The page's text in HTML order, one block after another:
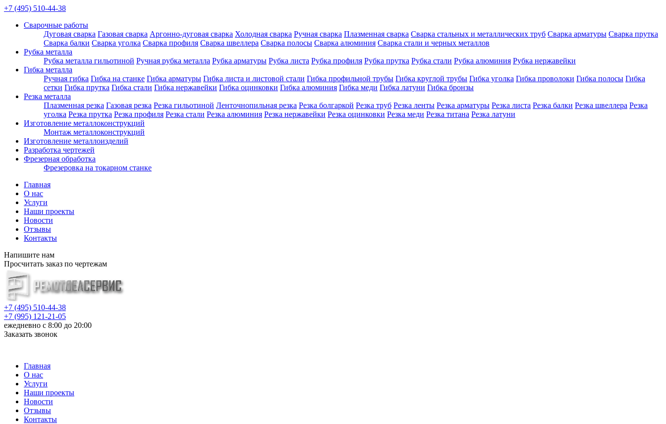
+7 (495) 510-44-38
Сварочные работы
Дуговая сварка Газовая сварка Аргонно-дуговая сварка Холодная сварка Ручная сварка Плазменная сварка Сварка стальных и металлических труб Сварка арматуры Сварка прутка
Сварка балки Сварка уголка Сварка профиля Сварка швеллера Сварка полосы Сварка алюминия Сварка стали и черных металлов
Рубка металла
Рубка металла гильотиной Ручная рубка металла Рубка арматуры Рубка листа Рубка профиля Рубка прутка Рубка стали Рубка алюминия Рубка нержавейки
Гибка металла
Ручная гибка Гибка на станке Гибка арматуры Гибка листа и листовой стали Гибка профильной трубы Гибка круглой трубы Гибка уголка Гибка проволоки Гибка полосы Гибка
сетки Гибка прутка Гибка стали Гибка нержавейки Гибка оцинковки Гибка алюминия Гибка меди Гибка латуни Гибка бронзы
Резка металла
Плазменная резка Газовая резка Резка гильотиной Ленточнопильная резка Резка болгаркой Резка труб Резка ленты Резка арматуры Резка листа Резка балки Резка швеллера Резка
уголка Резка прутка Резка профиля Резка стали Резка алюминия Резка нержавейки Резка оцинковки Резка меди Резка титана Резка латуни
Изготовление металлоконструкций
Монтаж металлоконструкций
Изготовление металлоизделий
Разработка чертежей
Фрезерная обработка
Фрезеровка на токарном станке
Главная
О нас
Услуги
Наши проекты
Новости
Отзывы
Контакты
Напишите нам
Просчитать заказ по чертежам
+7 (495) 510-44-38
+7 (995) 121-21-05
ежедневно с 8:00 до 20:00
Заказать звонок
Главная
О нас
Услуги
Наши проекты
Новости
Отзывы
Контакты